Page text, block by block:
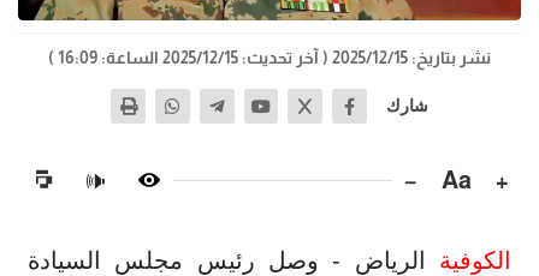
نشر بتاريخ: 2025/12/15 ( آخر تحديث: 2025/12/15 الساعة: 16:09 )
شارك
+
Aa
−
🔊
الكوفية الرياض - وصل رئيس مجلس السيادة